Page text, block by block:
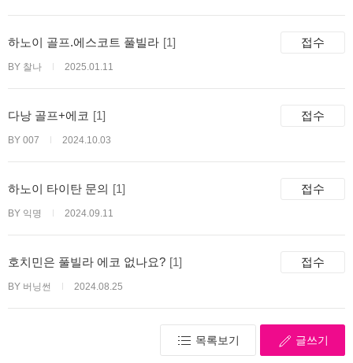
하노이 골프.에스코트 풀빌라 [1] 접수
BY 찰나 2025.01.11
다낭 골프+에코 [1] 접수
BY 007 2024.10.03
하노이 타이탄 문의 [1] 접수
BY 익명 2024.09.11
호치민은 풀빌라 에코 없나요? [1] 접수
BY 버닝썬 2024.08.25
목록보기 글쓰기